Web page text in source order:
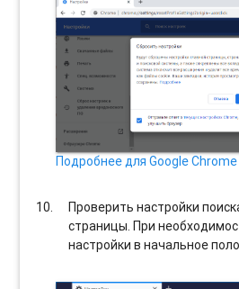
Подробнее для Google Chrome
Проверить настройки
страницы. При
настройки в начальное